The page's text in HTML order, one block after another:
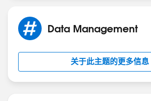
Data Management
关于此主题的更多信息